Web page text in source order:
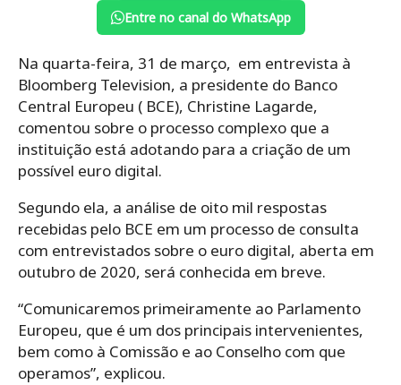
Entre no canal do WhatsApp
Na quarta-feira, 31 de março, em entrevista à
Bloomberg Television, a presidente do Banco
Central Europeu ( BCE), Christine Lagarde,
comentou sobre o processo complexo que a
instituição está adotando para a criação de um
possível euro digital.
Segundo ela, a análise de oito mil respostas
recebidas pelo BCE em um processo de consulta
com entrevistados sobre o euro digital, aberta em
outubro de 2020, será conhecida em breve.
“Comunicaremos primeiramente ao Parlamento
Europeu, que é um dos principais intervenientes,
bem como à Comissão e ao Conselho com que
operamos”, explicou.